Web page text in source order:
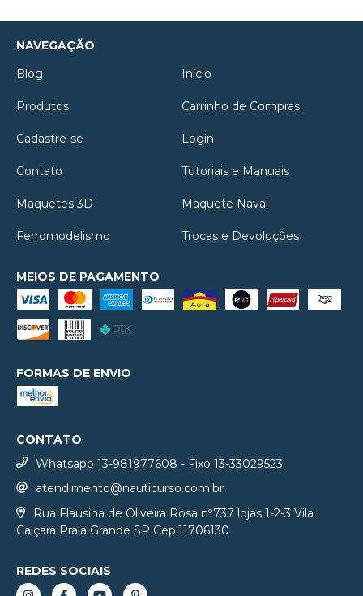
NAVEGAÇÃO
Blog
Início
Produtos Carrinho de Compras
Cadastre-se Login
Contato Tutoriais e Manuais
Maquetes 3D Maquete Naval
Ferromodelismo Trocas e Devoluções
MEIOS DE PAGAMENTO
FORMAS DE ENVIO
CONTATO
Whatsapp 13-981977608 - Fixo 13-33029523
atendimento@nauticurso.com.br
Rua Flausina de Oliveira Rosa nº737 lojas 1-2-3 Vila
Caiçara Praia Grande SP Cep:11706130
REDES SOCIAIS